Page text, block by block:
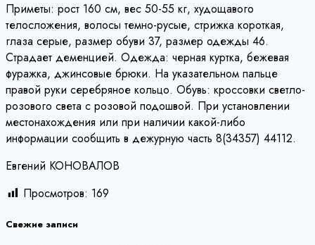
Приметы: рост 160 см, вес 50-55 кг, худощавого
телосложения, волосы темно-русые, стрижка короткая,
глаза серые, размер обуви 37, размер одежды 46.
Страдает деменцией. Одежда: черная куртка, бежевая
фуражка, джинсовые брюки. На указательном пальце
правой руки серебряное кольцо. Обувь: кроссовки светло-
розового света с розовой подошвой. При установлении
местонахождения или при наличии какой-либо
информации сообщить в дежурную часть 8(34357) 44112.
Евгений КОНОВАЛОВ
Просмотров: 169
Свежие записи